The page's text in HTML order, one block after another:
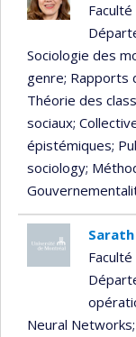
Sociologie des
genre; Rapports
Théorie des
sociaux;
épistémiques;
sociology;
Neural Networks